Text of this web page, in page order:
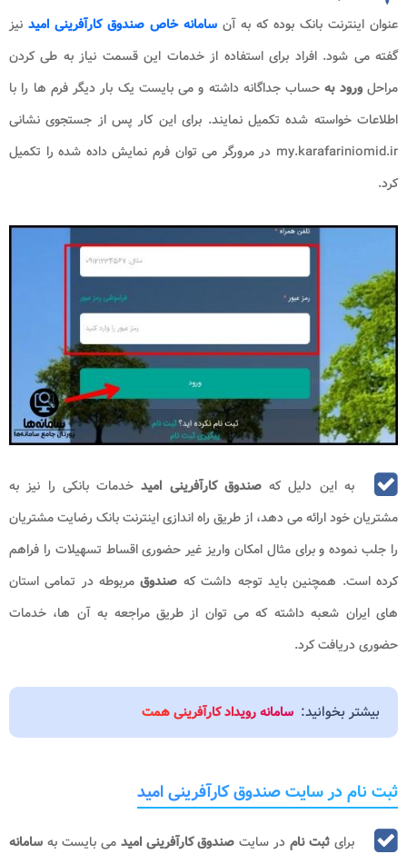
عنوان اینترنت بانک بوده که به آنسامانه خاص صندوق کارآفرینی امید نیز
گفته می شود. افراد برای استفاده از خدمات این قسمت نیاز به طی کردن
مراحلورود بهحساب جداگانه داشته و می بایست یک بار دیگر فرم ها را با
اطلاعات خواسته شده تکمیل نمایند. برای این کار پس از جستجوی نشانی
my.karafariniomid.ir در مرورگر می توان فرم نمایش داده شده را تکمیل
کرد.
به این دلیل کهصندوق کارآفرینی امید خدمات بانکی را نیز به
مشتریان خود ارائه می دهد، از طریق راه اندازی اینترنت بانک رضایت مشتریان
را جلب نموده و برای مثال امکان واریز غیر حضوری اقساط تسهیلات را فراهم
کرده است. همچنین باید توجه داشت که صندوق مربوطه در تمامی استان
های ایران شعبه داشته که می توان از طریق مراجعه به آن ها، خدمات
حضوری دریافت کرد.
بیشتر بخوانید: سامانه رویداد کارآفرینی همت
ثبت نام در سایت صندوق کارآفرینی امید
برای ثبت نامدر سایتصندوق کارآفرینی امیدمی بایست به سامانه